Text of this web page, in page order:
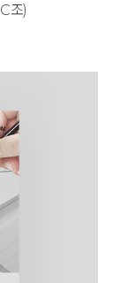
조)